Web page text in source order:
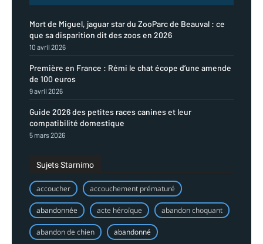
Mort de Miguel, jaguar star du ZooParc de Beauval : ce
que sa disparition dit des zoos en 2026
10 avril 2026
Première en France : Rémi le chat écope d’une amende
de 100 euros
9 avril 2026
Guide 2026 des petites races canines et leur
compatibilité domestique
5 mars 2026
Sujets Starnimo
accoucher accouchement prématuré
abandonnée acte héroïque abandon choquant
abandon de chien abandonné